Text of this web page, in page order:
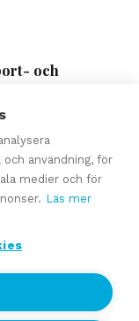
och
/ Möjlighet
fastighet
och
till sitt
användning, för
medier och för
Läs mer